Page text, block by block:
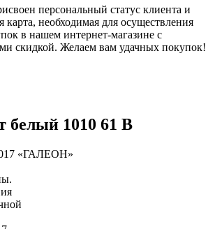
персональный статус клиента и
карта, необходимая для осуществления
в нашем интернет-магазине с
скидкой. Желаем вам удачных покупок!
белый 1010 61 В
«ГАЛЕОН»